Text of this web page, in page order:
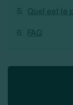
Création
Quel est le
FAQ